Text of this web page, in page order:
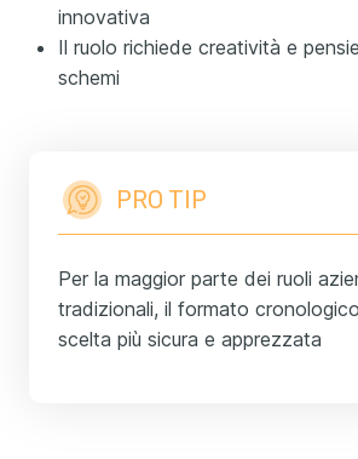
innovativa
Il ruolo richiede creatività e
schemi
PRO TIP
Per la maggior parte dei ruoli
tradizionali, il formato
scelta più sicura e apprezzata